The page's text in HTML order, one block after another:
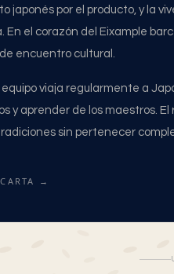
japonés por el producto, y la
En el corazón del Eixample
encuentro cultural.
equipo viaja regularmente a
y aprender de los maestros.
sin pertenecer
→